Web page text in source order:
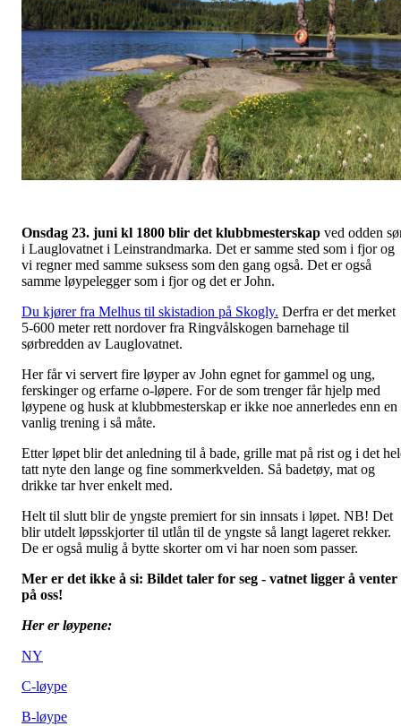
Onsdag 23. juni kl 1800 blir det klubbmesterskap ved odden
i Lauglovatnet i Leinstrandmarka. Det er samme sted som i fjor og
vi regner med samme suksess som den gang også. Det er også
samme løypelegger som i fjor og det er John.
Du kjører fra Melhus til skistadion på Skogly. Derfra er det merket
5-600 meter rett nordover fra Ringvålskogen barnehage til
sørbredden av Lauglovatnet.
Her får vi servert fire løyper av John egnet for gammel og ung,
ferskinger og erfarne o-løpere. For de som trenger får hjelp med
løypene og husk at klubbmesterskap er ikke noe annerledes enn en
vanlig trening i så måte.
Etter løpet blir det anledning til å bade, grille mat på rist og i det
tatt nyte den lange og fine sommerkvelden. Så badetøy, mat og
drikke tar hver enkelt med.
Helt til slutt blir de yngste premiert for sin innsats i løpet. NB! Det
blir utdelt løpsskjorter til utlån til de yngste så langt lageret rekker.
De er også mulig å bytte skorter om vi har noen som passer.
Mer er det ikke å si: Bildet taler for seg - vatnet ligger å venter
på oss!
Her er løypene:
NY
C-løype
B-løype